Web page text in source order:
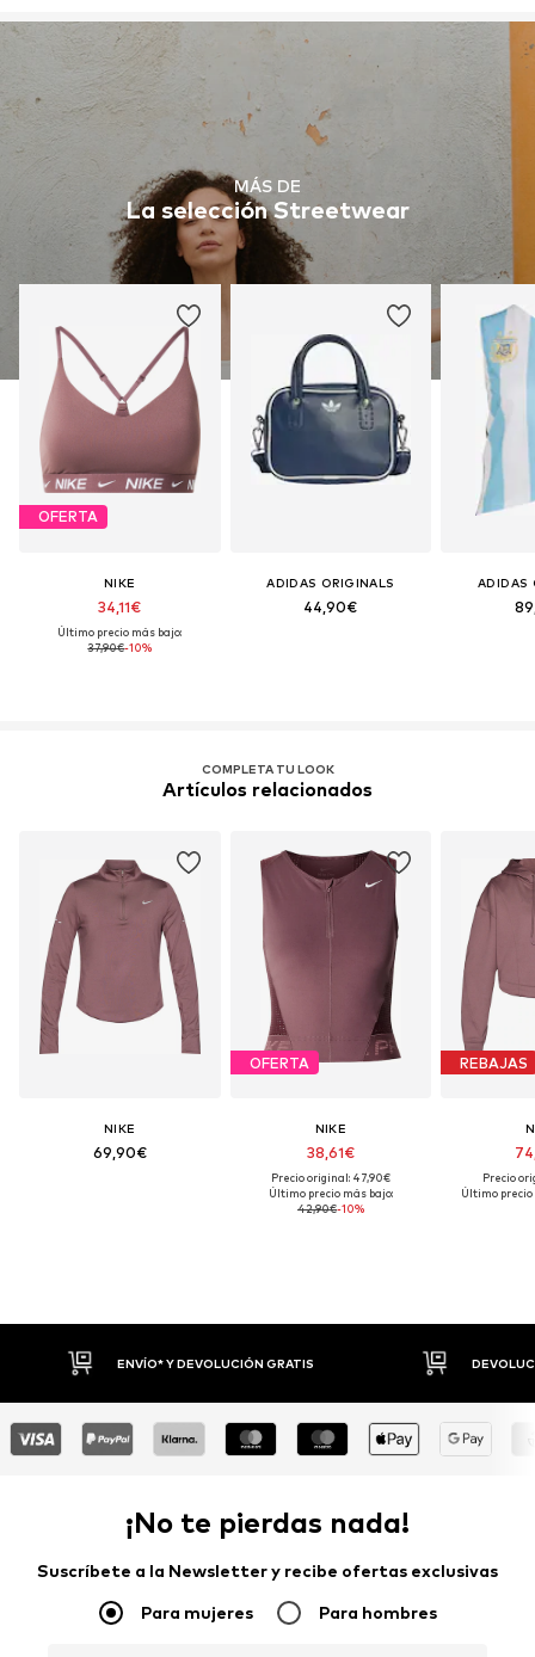
MÁS DE
La selección Streetwear
OFERTA
NIKE
34,11€
Último precio más bajo:
37,90€-10%
ADIDAS ORIGINALS
44,90€
ADIDAS
COMPLETA TU LOOK
Artículos relacionados
NIKE
69,90€
OFERTA
NIKE
38,61€
Precio original: 47,90€
Último precio más bajo:
42,90€-10%
REBAJAS
Precio
Último precio
ENVÍO* Y DEVOLUCIÓN GRATIS
¡No te pierdas nada!
Suscríbete a la Newsletter y recibe ofertas exclusivas
Para mujeres Para hombres